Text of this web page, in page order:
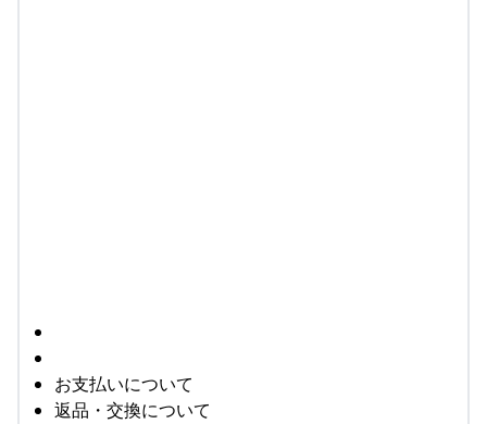
お支払いについて
返品・交換について